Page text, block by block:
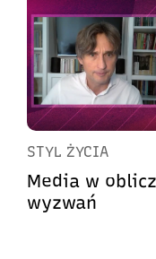
STYL ŻYCIA
Media w
wyzwań